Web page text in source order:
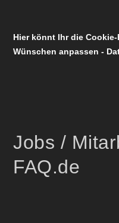
Hier könnt Ihr die
Wünschen anpassen -
Jobs /
FAQ.de